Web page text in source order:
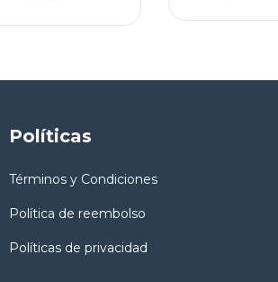
Políticas
Términos y Condiciones
Política de reembolso
Políticas de privacidad